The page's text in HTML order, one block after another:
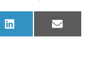
LinkedIn Email